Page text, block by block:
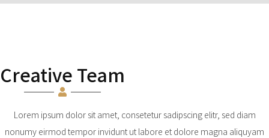
Creative Team
Lorem ipsum dolor sit amet, consetetur sadipscing elitr, sed diam
nonumy eirmod tempor invidunt ut labore et dolore magna aliquyam